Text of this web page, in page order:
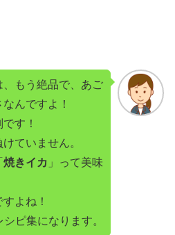
、もう絶品で、あご
んですよ！
す！
ていません。
焼きイカ 」って美味
よね！
シピ集になります。